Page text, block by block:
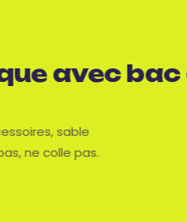
avec son
Avec des effets
l'envie de